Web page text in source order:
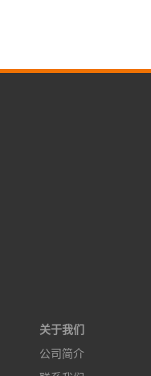
关于我们
公司简介